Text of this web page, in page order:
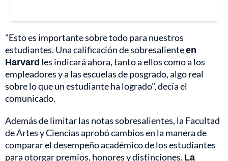
"Esto es importante sobre todo para nuestros
estudiantes. Una calificación de sobresalienteen
Harvard les indicará ahora, tanto a ellos como a los
empleadores y a las escuelas de posgrado, algo real
sobre lo que un estudiante ha logrado", decía el
comunicado.
Además de limitar las notas sobresalientes, la Facultad
de Artes y Ciencias aprobó cambios en la manera de
comparar el desempeño académico de los estudiantes
para otorgar premios, honores y distinciones. La